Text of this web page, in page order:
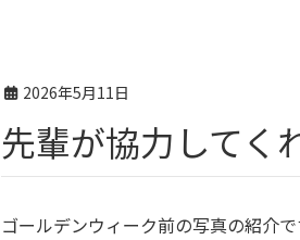
2026年5月11日
先輩が協力してく
ゴールデンウィーク前の写真の紹介で